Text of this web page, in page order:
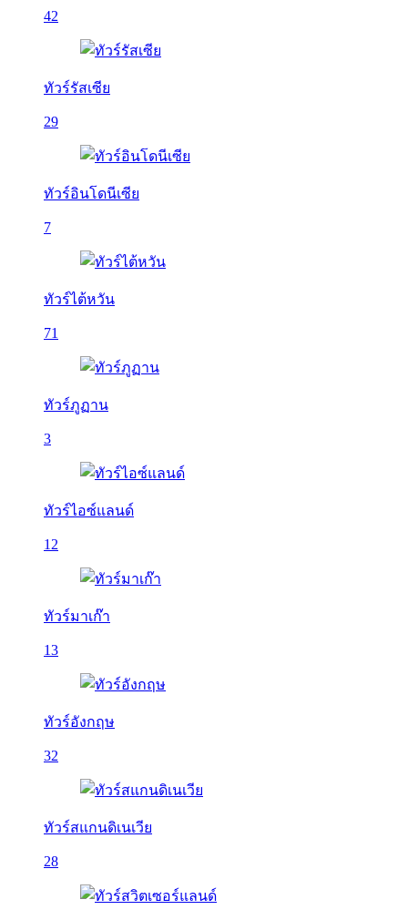
42
ทัวร์รัสเซีย
29
ทัวร์อินโดนีเซีย
7
ทัวร์ไต้หวัน
71
ทัวร์ภูฏาน
3
ทัวร์ไอซ์แลนด์
12
ทัวร์มาเก๊า
13
ทัวร์อังกฤษ
32
ทัวร์สแกนดิเนเวีย
28